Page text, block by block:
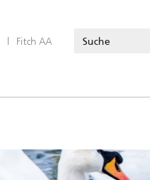
| Fitch AA